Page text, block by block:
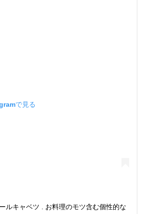
で見る
ルキャベツ . お料理のモツ含む個性的な